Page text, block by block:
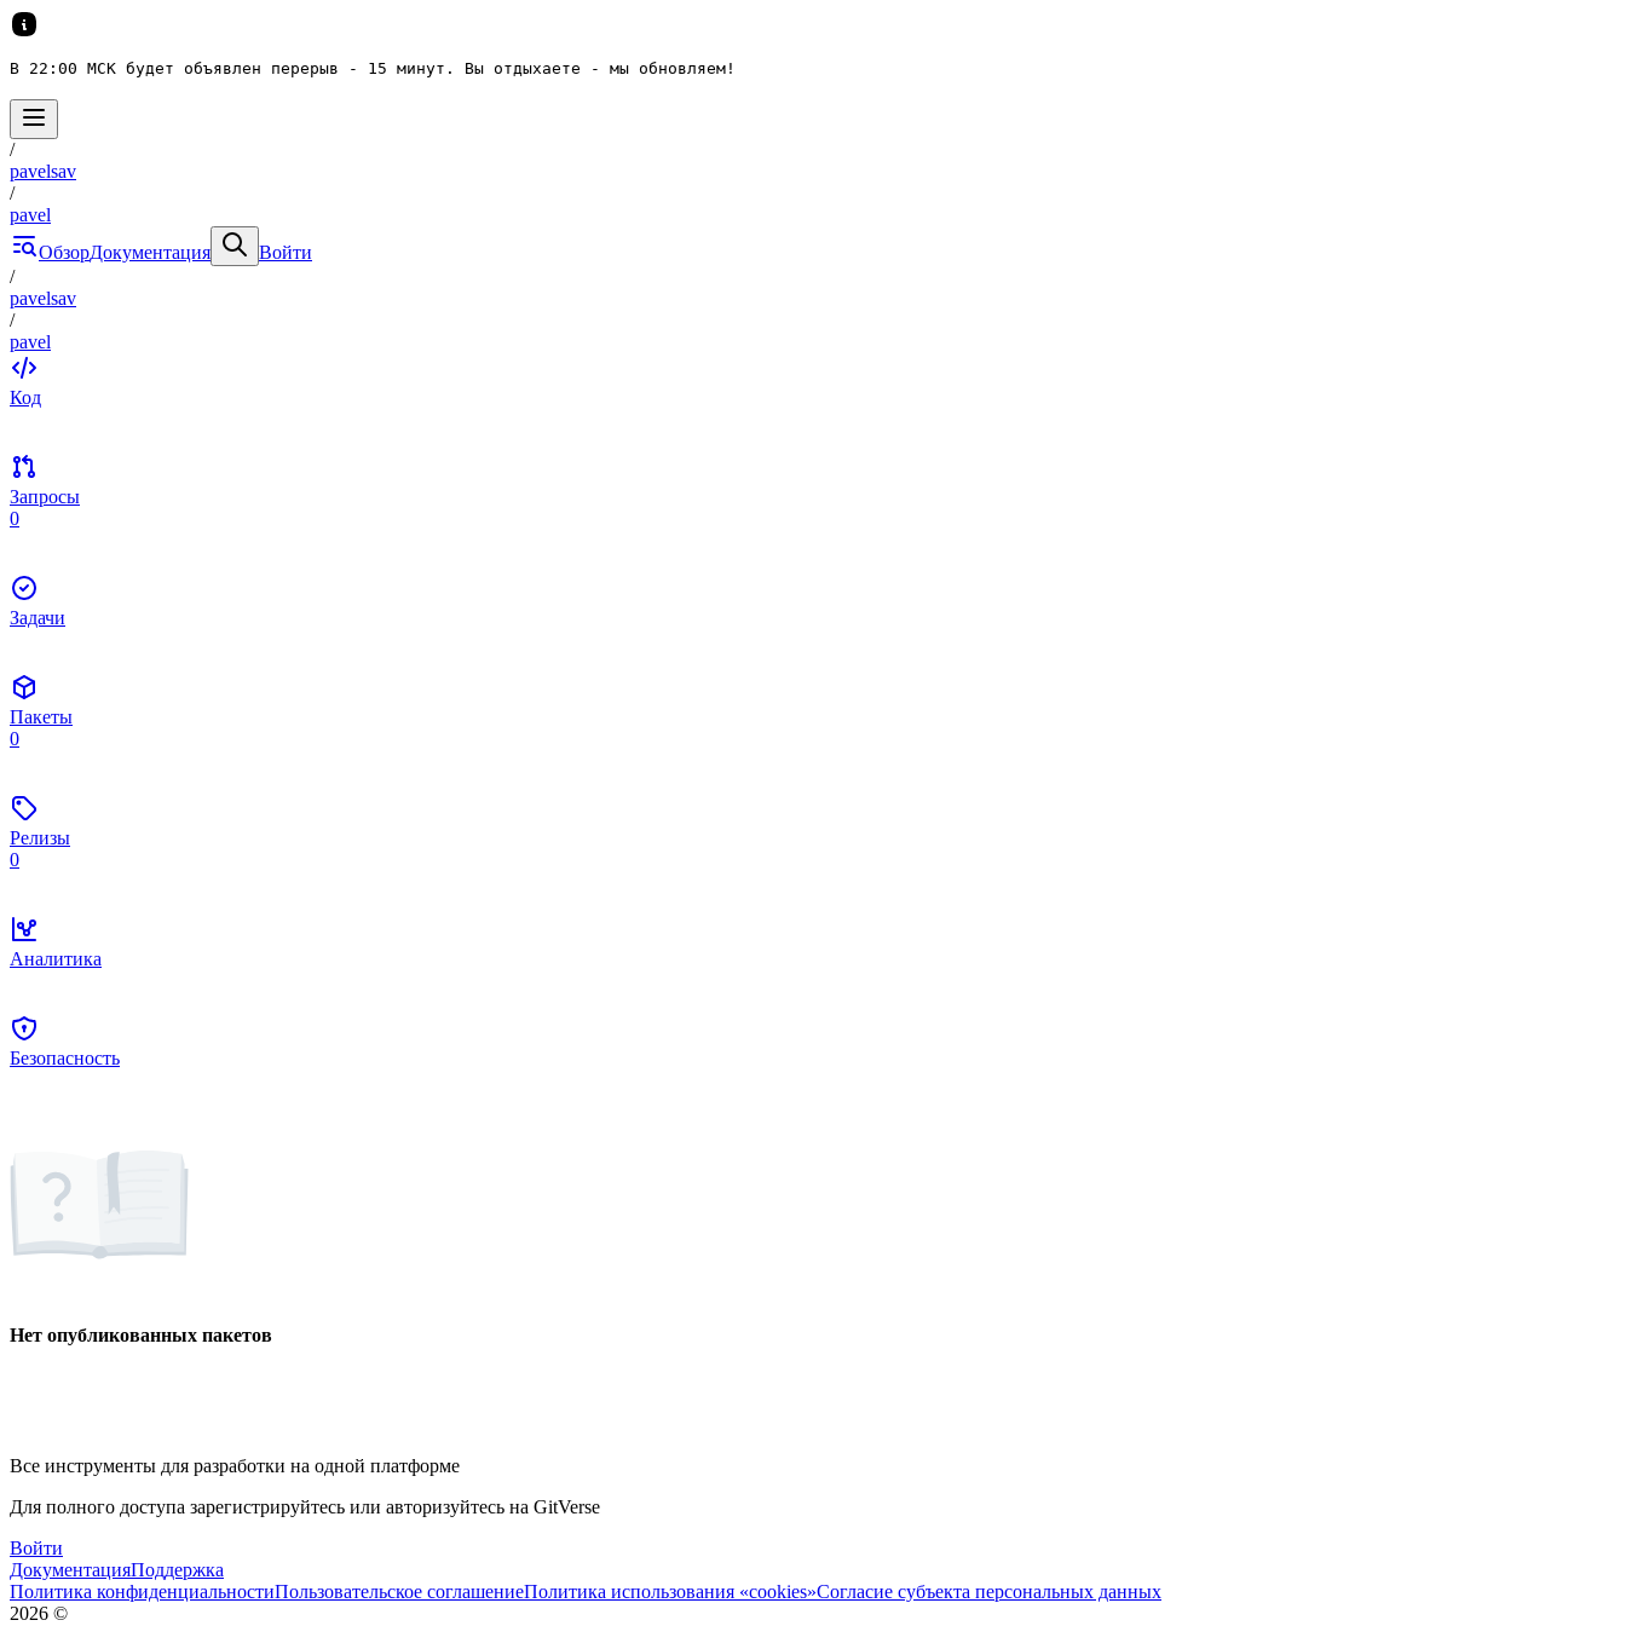
В 22:00 МСК будет объявлен перерыв - 15 минут. Вы отдыхаете - мы обновляем!
/
pavelsav
/
pavel
ОбзорДокументация
Войти
/
pavelsav
/
pavel
Код
Запросы
0
Задачи
Пакеты
0
Релизы
0
Аналитика
Безопасность
Нет опубликованных пакетов
Все инструменты для разработки на одной платформе
Для полного доступа зарегистрируйтесь или авторизуйтесь на GitVerse
Войти
ДокументацияПоддержка
Политика конфиденциальностиПользовательское соглашениеПолитика использования «cookies»Согласие субъекта персональных данных
2026 ©